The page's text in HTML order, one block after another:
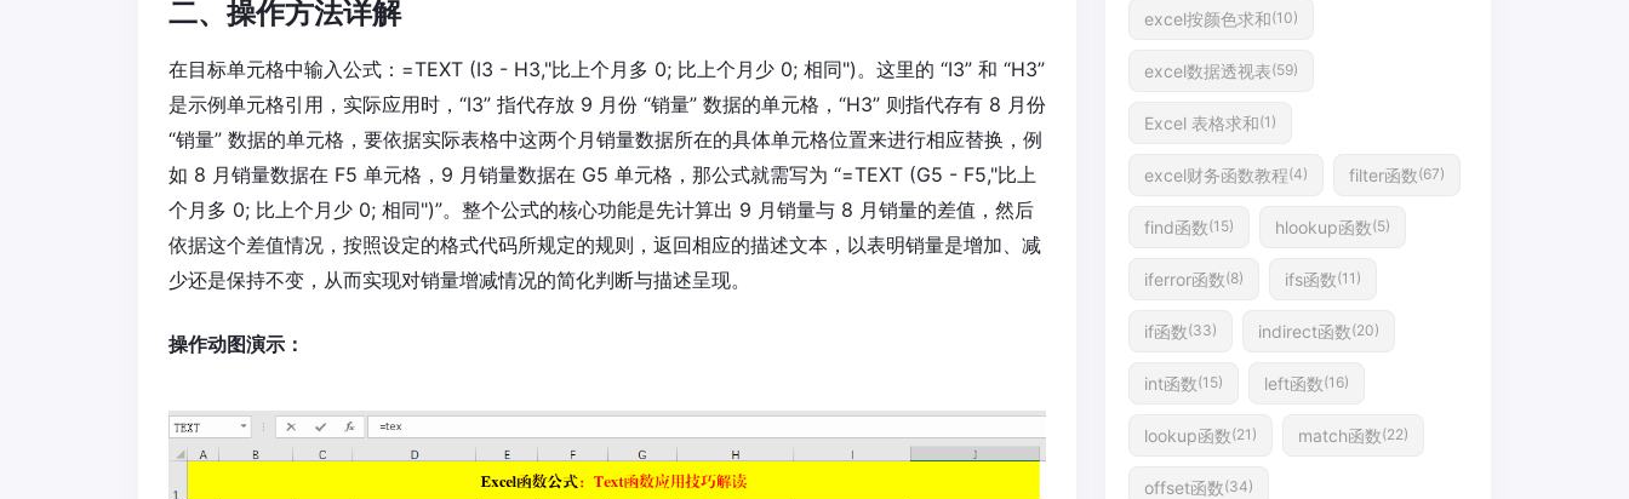
二、操作方法详解
在目标单元格中输入公式：=TEXT (I3 - H3,"比上个月多 0; 比上个月少 0; 相同")。这里的 “I3” 和 “H3”
是示例单元格引用，实际应用时，“I3” 指代存放 9 月份 “销量” 数据的单元格，“H3” 则指代存有 8 月份
“销量” 数据的单元格，要依据实际表格中这两个月销量数据所在的具体单元格位置来进行相应替换，例
如 8 月销量数据在 F5 单元格，9 月销量数据在 G5 单元格，那公式就需写为 “=TEXT (G5 - F5,"比上
个月多 0; 比上个月少 0; 相同")”。整个公式的核心功能是先计算出 9 月销量与 8 月销量的差值，然后
依据这个差值情况，按照设定的格式代码所规定的规则，返回相应的描述文本，以表明销量是增加、减
少还是保持不变，从而实现对销量增减情况的简化判断与描述呈现。
操作动图演示：
excel按颜色求和(10)
excel数据透视表(59)
Excel 表格求和(1)
excel财务函数教程(4) filter函数(67)
find函数(15) hlookup函数(5)
iferror函数(8) ifs函数(11)
if函数(33) indirect函数(20)
int函数(15) left函数(16)
lookup函数(21) match函数(22)
offset函数(34)